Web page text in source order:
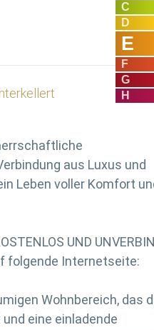
C
D
E
F
G
H
aus Luxus und
Leben voller Komfort
UND
folgende Internetseite:
Wohnbereich, das
eine einladende